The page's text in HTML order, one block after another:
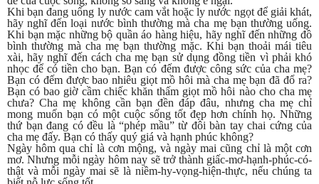
Khi bạn đang uống ly nước cam vắt hoặc ly nước ngọt để giải khát,
hãy nghĩ đến loại nước bình thường mà cha mẹ bạn thường uống.
Khi bạn mặc những bộ quần áo hàng hiệu, hãy nghĩ đến những đồ
bình thường mà cha mẹ bạn thường mặc. Khi bạn thoải mái tiêu
xài, hãy nghĩ đến cách cha mẹ bạn sử dụng đồng tiền vì phải khó
nhọc để có tiền cho bạn. Bạn có đếm được công sức của cha mẹ?
Bạn có đếm được bao nhiêu giọt mồ hôi mà cha mẹ bạn đã đổ ra?
Bạn có bao giờ cầm chiếc khăn thấm giọt mồ hôi nào cho cha mẹ
chưa? Cha mẹ không cần bạn đền đáp đâu, nhưng cha mẹ chỉ
mong muốn bạn có một cuộc sống tốt đẹp hơn chính họ. Những
thứ bạn đang có đều là “phép mầu” từ đôi bàn tay chai cứng của
cha mẹ đấy. Bạn có thấy quý giá và hạnh phúc không?
Ngày hôm qua chỉ là cơn mộng, và ngày mai cũng chỉ là một cơn
mơ. Nhưng mỗi ngày hôm nay sẽ trở thành giấc-mơ-hạnh-phúc-có-
thật và mỗi ngày mai sẽ là niềm-hy-vọng-hiện-thực, nếu chúng ta